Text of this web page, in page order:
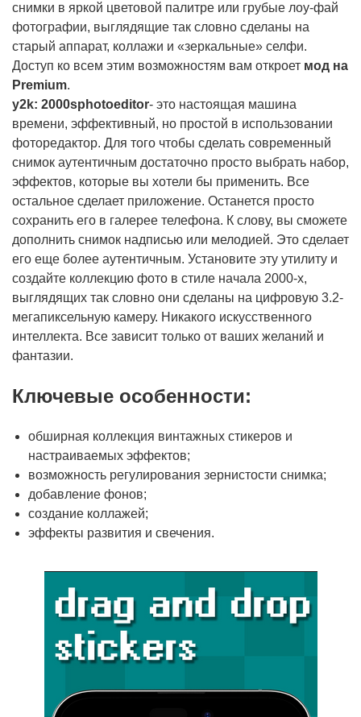
снимки в яркой цветовой палитре или грубые лоу-фай
фотографии, выглядящие так словно сделаны на
старый аппарат, коллажи и «зеркальные» селфи.
Доступ ко всем этим возможностям вам откроет мод на
Premium.
y2k: 2000sphotoeditor- это настоящая машина
времени, эффективный, но простой в использовании
фоторедактор. Для того чтобы сделать современный
снимок аутентичным достаточно просто выбрать набор,
эффектов, которые вы хотели бы применить. Все
остальное сделает приложение. Останется просто
сохранить его в галерее телефона. К слову, вы сможете
дополнить снимок надписью или мелодией. Это сделает
его еще более аутентичным. Установите эту утилиту и
создайте коллекцию фото в стиле начала 2000-х,
выглядящих так словно они сделаны на цифровую 3.2-
мегапиксельную камеру. Никакого искусственного
интеллекта. Все зависит только от ваших желаний и
фантазии.
Ключевые особенности:
обширная коллекция винтажных стикеров и
настраиваемых эффектов;
возможность регулирования зернистости снимка;
добавление фонов;
создание коллажей;
эффекты развития и свечения.